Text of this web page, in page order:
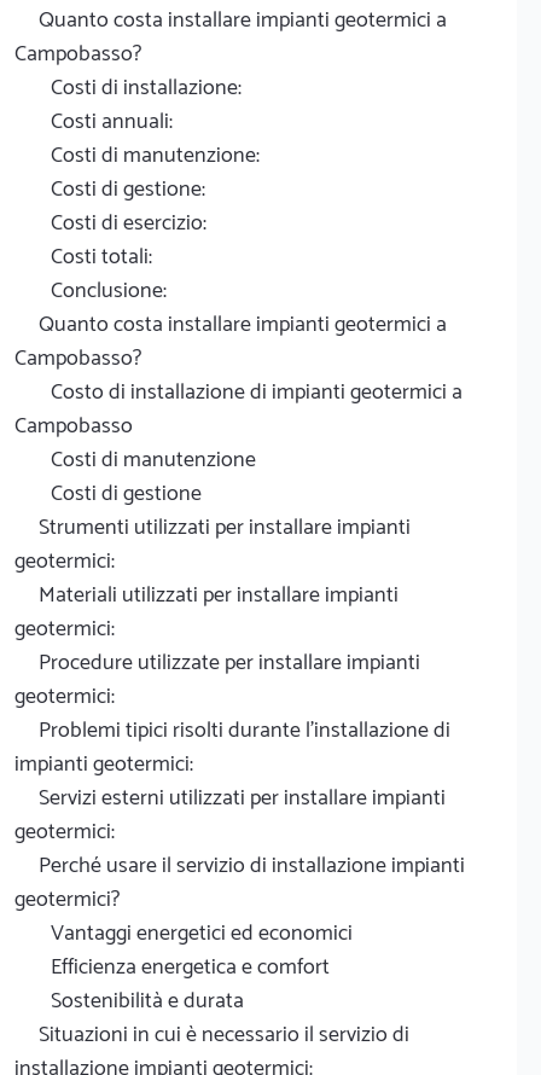
Quanto costa installare impianti geotermici a
Campobasso?
Costi di installazione:
Costi annuali:
Costi di manutenzione:
Costi di gestione:
Costi di esercizio:
Costi totali:
Conclusione:
Quanto costa installare impianti geotermici a
Campobasso?
Costo di installazione di impianti geotermici a
Campobasso
Costi di manutenzione
Costi di gestione
Strumenti utilizzati per installare impianti
geotermici:
Materiali utilizzati per installare impianti
geotermici:
Procedure utilizzate per installare impianti
geotermici:
Problemi tipici risolti durante l'installazione di
impianti geotermici:
Servizi esterni utilizzati per installare impianti
geotermici:
Perché usare il servizio di installazione impianti
geotermici?
Vantaggi energetici ed economici
Efficienza energetica e comfort
Sostenibilità e durata
Situazioni in cui è necessario il servizio di